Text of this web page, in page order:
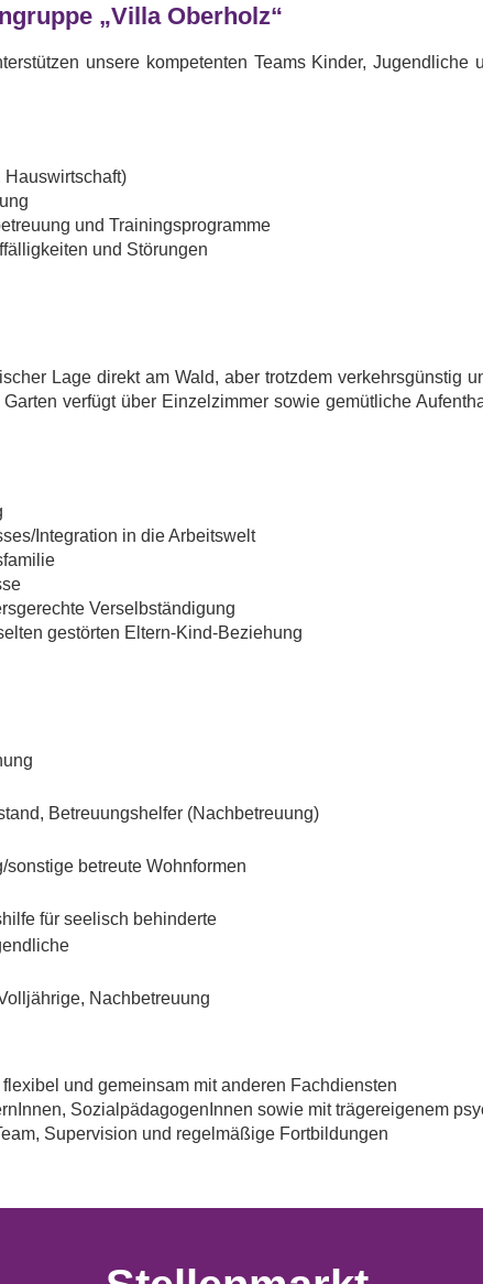
„Villa Oberholz“
unsere kompetenten Teams Kinder,
Hauswirtschaft)
und Trainingsprogramme
und Störungen
Lage direkt am Wald, aber trotzdem verkehrsgünstig
verfügt über Einzelzimmer sowie gemütliche
Integration in die Arbeitswelt
Verselbständigung
gestörten Eltern-Kind-Beziehung
Betreuungshelfer (Nachbetreuung)
sonstige betreute Wohnformen
für seelisch behinderte
Nachbetreuung
und gemeinsam mit anderen Fachdiensten
SozialpädagogenInnen sowie mit trägereigenem
Supervision und regelmäßige Fortbildungen